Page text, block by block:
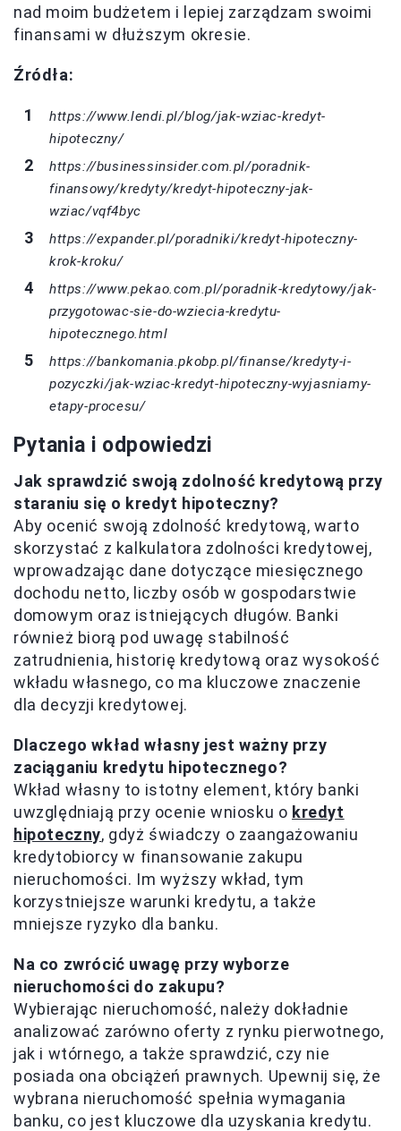
nad moim budżetem i lepiej zarządzam swoimi
finansami w dłuższym okresie.
Źródła:
https://www.lendi.pl/blog/jak-wziac-kredyt-
hipoteczny/
https://businessinsider.com.pl/poradnik-
finansowy/kredyty/kredyt-hipoteczny-jak-
wziac/vqf4byc
https://expander.pl/poradniki/kredyt-hipoteczny-
krok-kroku/
https://www.pekao.com.pl/poradnik-kredytowy/jak-
przygotowac-sie-do-wziecia-kredytu-
hipotecznego.html
https://bankomania.pkobp.pl/finanse/kredyty-i-
pozyczki/jak-wziac-kredyt-hipoteczny-wyjasniamy-
etapy-procesu/
Pytania i odpowiedzi
Jak sprawdzić swoją zdolność kredytową przy
staraniu się o kredyt hipoteczny?
Aby ocenić swoją zdolność kredytową, warto
skorzystać z kalkulatora zdolności kredytowej,
wprowadzając dane dotyczące miesięcznego
dochodu netto, liczby osób w gospodarstwie
domowym oraz istniejących długów. Banki
również biorą pod uwagę stabilność
zatrudnienia, historię kredytową oraz wysokość
wkładu własnego, co ma kluczowe znaczenie
dla decyzji kredytowej.
Dlaczego wkład własny jest ważny przy
zaciąganiu kredytu hipotecznego?
Wkład własny to istotny element, który banki
uwzględniają przy ocenie wniosku o kredyt
hipoteczny, gdyż świadczy o zaangażowaniu
kredytobiorcy w finansowanie zakupu
nieruchomości. Im wyższy wkład, tym
korzystniejsze warunki kredytu, a także
mniejsze ryzyko dla banku.
Na co zwrócić uwagę przy wyborze
nieruchomości do zakupu?
Wybierając nieruchomość, należy dokładnie
analizować zarówno oferty z rynku pierwotnego,
jak i wtórnego, a także sprawdzić, czy nie
posiada ona obciążeń prawnych. Upewnij się, że
wybrana nieruchomość spełnia wymagania
banku, co jest kluczowe dla uzyskania kredytu.